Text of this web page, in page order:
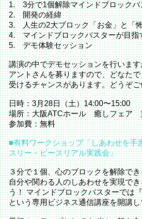
1. 3分で1個解除マインドブロックバ
2. 開発の経緯
3. 人生の2大ブロック「お金」と「
4. マインドブロックバスターが目指
5. デモ体験セッション
講演の中でデモセッションを行いま
アントさんを募りますので、どなた
受けるチャンスがあります。どうぞ
日時：3月28日（土）14:00〜15:00
場所：大阪ATCホール 癒しフェア
参加費：無料
■有料ワークショップ「しあわせを手
スリー・ピースリアル実践会」
３分で１個、心のブロックを解除で
自分や関わる人のしあわせを実現で
う！ マインドブロックバスターでは
という専用ビジネス通信講座を開講し